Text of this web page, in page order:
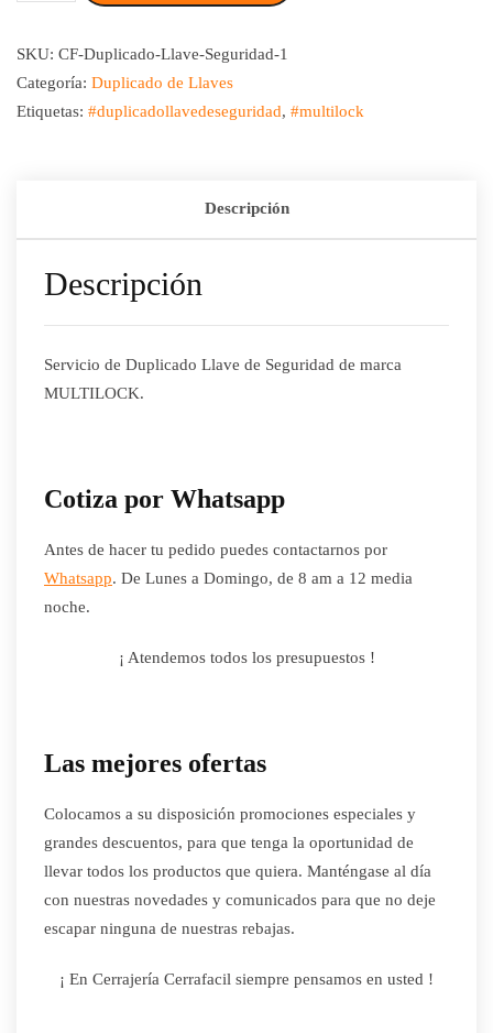
SKU: CF-Duplicado-Llave-Seguridad-1
Categoría: Duplicado de Llaves
Etiquetas: #duplicadollavedeseguridad, #multilock
Descripción
Descripción
Servicio de Duplicado Llave de Seguridad de marca
MULTILOCK.
Cotiza por Whatsapp
Antes de hacer tu pedido puedes contactarnos por
Whatsapp. De Lunes a Domingo, de 8 am a 12 media
noche.
¡ Atendemos todos los presupuestos !
Las mejores ofertas
Colocamos a su disposición promociones especiales y
grandes descuentos, para que tenga la oportunidad de
llevar todos los productos que quiera. Manténgase al día
con nuestras novedades y comunicados para que no deje
escapar ninguna de nuestras rebajas.
¡ En Cerrajería Cerrafacil siempre pensamos en usted !